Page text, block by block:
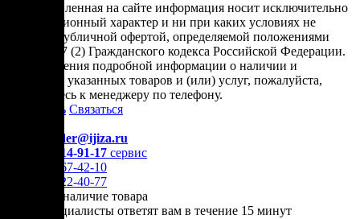
* представленная на сайте информация носит исключительно
информационный характер и ни при каких условиях не
является публичной офертой, определяемой положениями
Статьи 437 (2) Гражданского кодекса Российской Федерации.
Для получения подробной информации о наличии и
стоимости указанных товаров и (или) услуг, пожалуйста,
обращайтесь к менеджеру по телефону.
Позвонить Связаться
order@ijiza.ru
+7 (969) 714-91-17 cервис
+7 (812) 467-42-10
+7 (905) 222-40-77
Уточнить наличие товара
Наши специалисты ответят вам в течение 15 минут